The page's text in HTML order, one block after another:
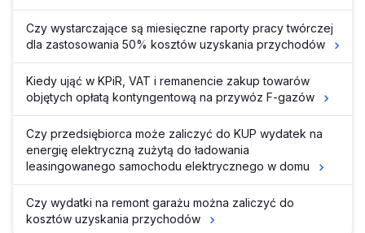
Czy wystarczające są miesięczne raporty pracy twórczej
dla zastosowania 50% kosztów uzyskania przychodów
Kiedy ująć w KPiR, VAT i remanencie zakup towarów
objętych opłatą kontyngentową na przywóz F-gazów
Czy przedsiębiorca może zaliczyć do KUP wydatek na
energię elektryczną zużytą do ładowania
leasingowanego samochodu elektrycznego w domu
Czy wydatki na remont garażu można zaliczyć do
kosztów uzyskania przychodów